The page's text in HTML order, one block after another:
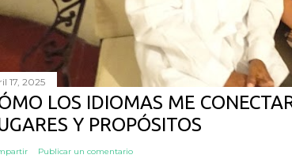
17, 2025
LOS IDIOMAS ME
Y PROPÓSITOS
Publicar un comentario